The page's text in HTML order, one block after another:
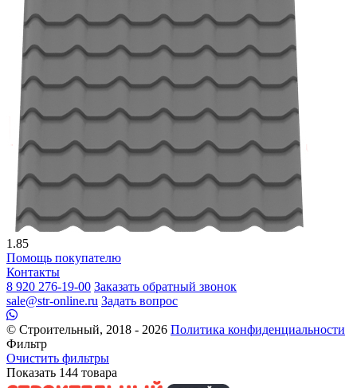
1.85
Помощь покупателю
Контакты
8 920 276-19-00 Заказать обратный звонок
sale@str-online.ru Задать вопрос
© Строительный, 2018 - 2026 Политика конфиденциальности
Фильтр
Очистить фильтры
Показать 144 товара